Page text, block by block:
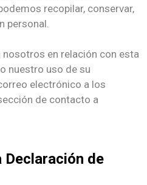
recopilar, conservar,
personal.
en relación con esta
nuestro uso de su
electrónico a los
de contacto a
de